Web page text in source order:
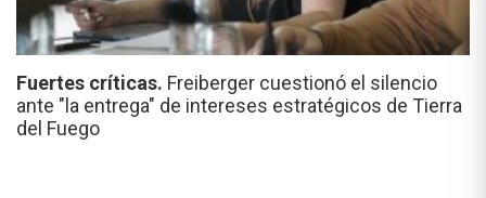
Fuertes críticas. Freiberger cuestionó el silencio
ante "la entrega" de intereses estratégicos de Tierra
del Fuego